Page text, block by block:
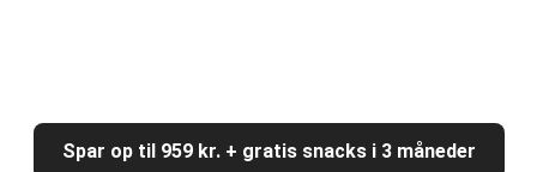
Spar op til 959 kr. + gratis snacks i 3 måneder